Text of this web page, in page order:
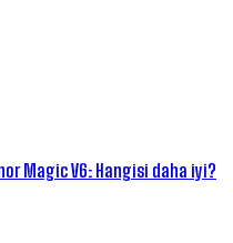
Magic V6: Hangisi daha iyi?